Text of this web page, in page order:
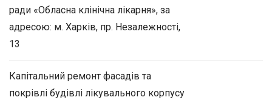
ради «Обласна клінічна лікарня», за
адресою: м. Харків, пр. Незалежності,
13
Капітальний ремонт фасадів та
покрівлі будівлі лікувального корпусу